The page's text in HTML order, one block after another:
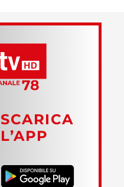
SCARICA
L’APP